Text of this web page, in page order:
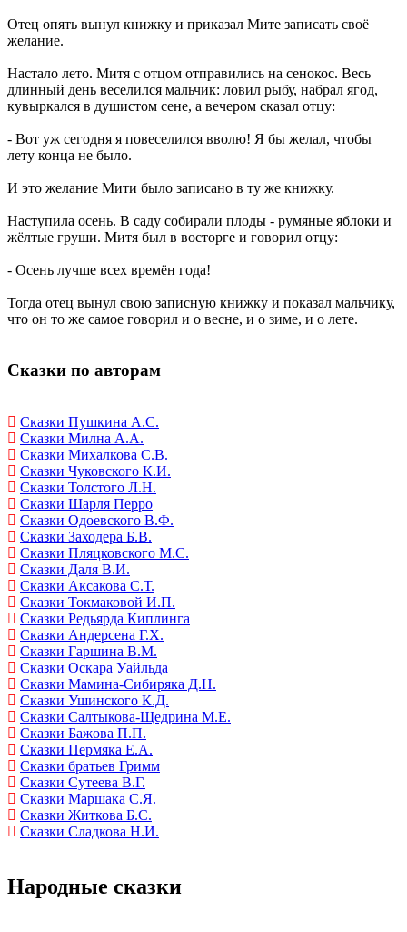
Отец опять вынул книжку и приказал Мите записать своё
желание.
Настало лето. Митя с отцом отправились на сенокос. Весь
длинный день веселился мальчик: ловил рыбу, набрал ягод,
кувыркался в душистом сене, а вечером сказал отцу:
- Вот уж сегодня я повеселился вволю! Я бы желал, чтобы
лету конца не было.
И это желание Мити было записано в ту же книжку.
Наступила осень. В саду собирали плоды - румяные яблоки и
жёлтые груши. Митя был в восторге и говорил отцу:
- Осень лучше всех времён года!
Тогда отец вынул свою записную книжку и показал мальчику,
что он то же самое говорил и о весне, и о зиме, и о лете.
Сказки по авторам
Сказки Пушкина А.С.
Сказки Милна А.А.
Сказки Михалкова С.В.
Сказки Чуковского К.И.
Сказки Толстого Л.Н.
Сказки Шарля Перро
Сказки Одоевского В.Ф.
Сказки Заходера Б.В.
Сказки Пляцковского М.С.
Сказки Даля В.И.
Сказки Аксакова С.Т.
Сказки Токмаковой И.П.
Сказки Редьярда Киплинга
Сказки Андерсена Г.Х.
Сказки Гаршина В.М.
Сказки Оскара Уайльда
Сказки Мамина-Сибиряка Д.Н.
Сказки Ушинского К.Д.
Сказки Салтыкова-Щедрина М.Е.
Сказки Бажова П.П.
Сказки Пермяка Е.А.
Сказки братьев Гримм
Сказки Сутеева В.Г.
Сказки Маршака С.Я.
Сказки Житкова Б.С.
Сказки Сладкова Н.И.
Народные сказки